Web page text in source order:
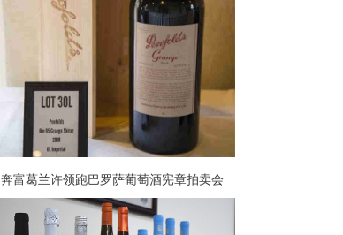
奔富葛兰许领跑巴罗萨葡萄酒宪章拍卖会